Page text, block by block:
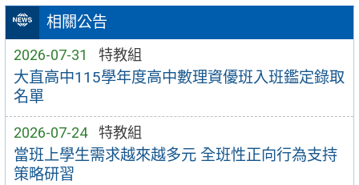
相關公告
2026-07-31 特教組
大直高中115學年度高中數理資優班入班鑑定錄取
名單
2026-07-24 特教組
當班上學生需求越來越多元 全班性正向行為支持
策略研習